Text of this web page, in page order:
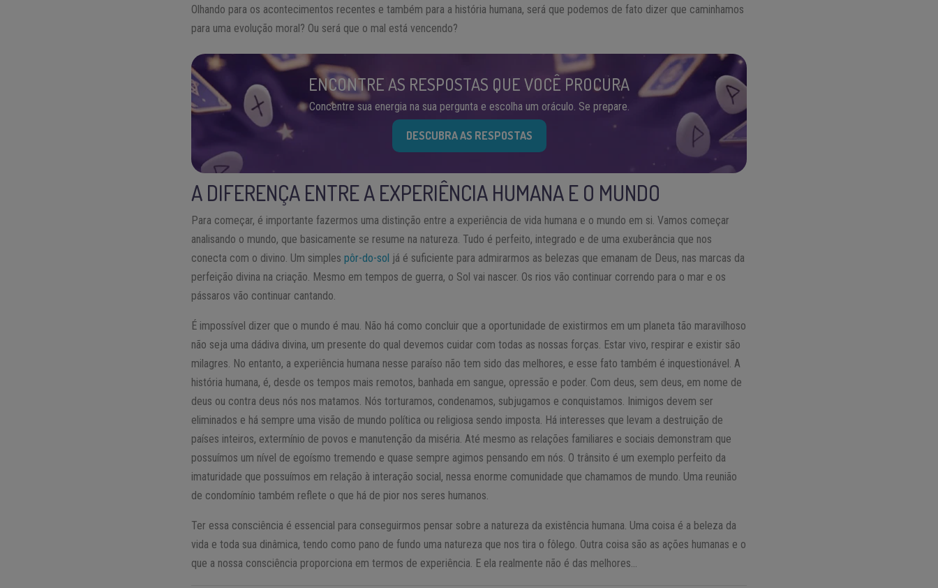
Olhando para os acontecimentos recentes e também para a história humana, será que podemos de fato dizer que caminhamos
para uma evolução moral? Ou será que o mal está vencendo?
ENCONTRE AS RESPOSTAS QUE VOCÊ PROCURA
Concentre sua energia na sua pergunta e escolha um oráculo. Se prepare.
DESCUBRA AS RESPOSTAS
A DIFERENÇA ENTRE A EXPERIÊNCIA HUMANA E O MUNDO
Para começar, é importante fazermos uma distinção entre a experiência de vida humana e o mundo em si. Vamos começar
analisando o mundo, que basicamente se resume na natureza. Tudo é perfeito, integrado e de uma exuberância que nos
conecta com o divino. Um simplespôr-do-sol já é suficiente para admirarmos as belezas que emanam de Deus, nas marcas da
perfeição divina na criação. Mesmo em tempos de guerra, o Sol vai nascer. Os rios vão continuar correndo para o mar e os
pássaros vão continuar cantando.
É impossível dizer que o mundo é mau. Não há como concluir que a oportunidade de existirmos em um planeta tão maravilhoso
não seja uma dádiva divina, um presente do qual devemos cuidar com todas as nossas forças. Estar vivo, respirar e existir são
milagres. No entanto, a experiência humana nesse paraíso não tem sido das melhores, e esse fato também é inquestionável. A
história humana, é, desde os tempos mais remotos, banhada em sangue, opressão e poder. Com deus, sem deus, em nome de
deus ou contra deus nós nos matamos. Nós torturamos, condenamos, subjugamos e conquistamos. Inimigos devem ser
eliminados e há sempre uma visão de mundo política ou religiosa sendo imposta. Há interesses que levam a destruição de
países inteiros, extermínio de povos e manutenção da miséria. Até mesmo as relações familiares e sociais demonstram que
possuímos um nível de egoísmo tremendo e quase sempre agimos pensando em nós. O trânsito é um exemplo perfeito da
imaturidade que possuímos em relação à interação social, nessa enorme comunidade que chamamos de mundo. Uma reunião
de condomínio também reflete o que há de pior nos seres humanos.
Ter essa consciência é essencial para conseguirmos pensar sobre a natureza da existência humana. Uma coisa é a beleza da
vida e toda sua dinâmica, tendo como pano de fundo uma natureza que nos tira o fôlego. Outra coisa são as ações humanas e o
que a nossa consciência proporciona em termos de experiência. E ela realmente não é das melhores…